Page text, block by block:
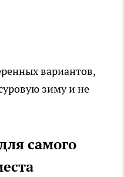
вариантов,
зиму и не
самого